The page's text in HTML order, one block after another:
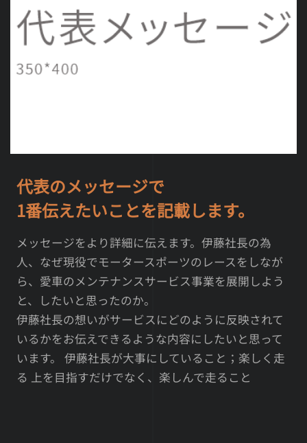
代表のメッセージで
1番伝えたいことを記載します。
メッセージをより詳細に伝えます。伊藤社長の為
人、なぜ現役でモータースポーツのレースをしなが
ら、愛車のメンテナンスサービス事業を展開しよう
と、したいと思ったのか。
伊藤社長の想いがサービスにどのように反映されて
いるかをお伝えできるような内容にしたいと思って
います。 伊藤社長が大事にしていること；楽しく走
る 上を目指すだけでなく、楽しんで走ること